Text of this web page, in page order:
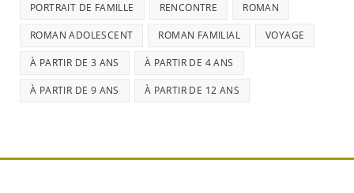
PORTRAIT DE FAMILLE RENCONTRE ROMAN
ROMAN ADOLESCENT ROMAN FAMILIAL VOYAGE
À PARTIR DE 3 ANS À PARTIR DE 4 ANS
À PARTIR DE 9 ANS À PARTIR DE 12 ANS